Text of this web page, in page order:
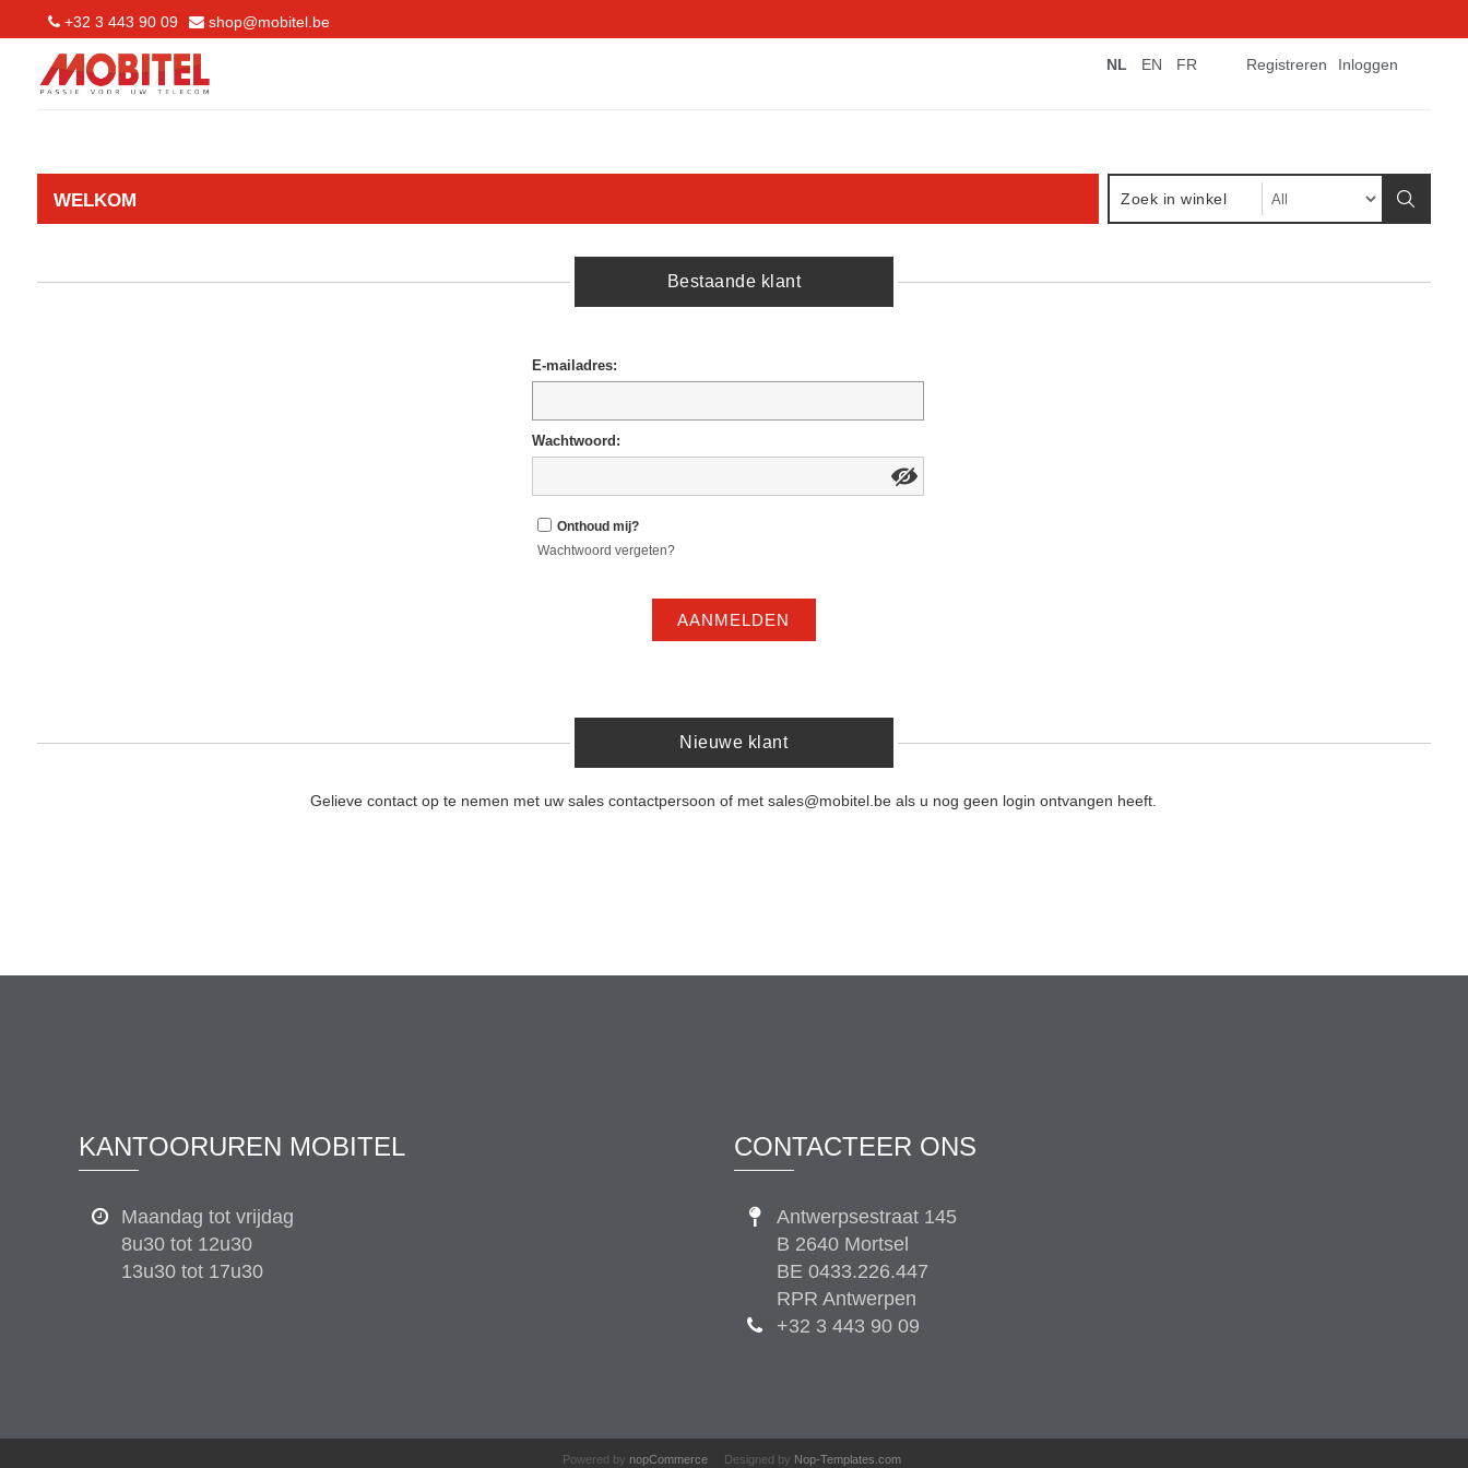
+32 3 443 90 09 shop@mobitel.be
Registreren Inloggen
NL EN FR
WELKOM
Bestaande klant
E-mailadres:
Wachtwoord:
Onthoud mij?
Wachtwoord vergeten?
AANMELDEN
Nieuwe klant
Gelieve contact op te nemen met uw sales contactpersoon of met sales@mobitel.be als u nog geen login ontvangen heeft.
KANTOORUREN MOBITEL
Maandag tot vrijdag
8u30 tot 12u30
13u30 tot 17u30
CONTACTEER ONS
Antwerpsestraat 145
B 2640 Mortsel
BE 0433.226.447
RPR Antwerpen
+32 3 443 90 09
Powered by nopCommerce Designed by Nop-Templates.com